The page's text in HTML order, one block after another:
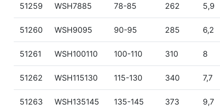
51259 WSH7885 78-85 262 5,9
51260 WSH9095 90-95 285 6,2
51261 WSH100110 100-110 310 8
51262 WSH115130 115-130 340 7,7
51263 WSH135145 135-145 373 9,7